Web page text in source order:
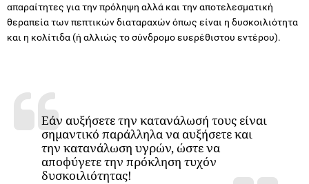
απαραίτητες για την πρόληψη αλλά και την αποτελεσματική
θεραπεία των πεπτικών διαταραχών όπως είναι η δυσκοιλιότητα
και η κολίτιδα (ή αλλιώς το σύνδρομο ευερέθιστου εντέρου).
Εάν αυξήσετε την κατανάλωσή τους είναι
σημαντικό παράλληλα να αυξήσετε και
την κατανάλωση υγρών, ώστε να
αποφύγετε την πρόκληση τυχόν
δυσκοιλιότητας!